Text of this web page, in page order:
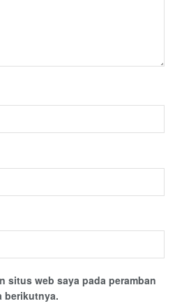
situs web saya pada peramban
berikutnya.